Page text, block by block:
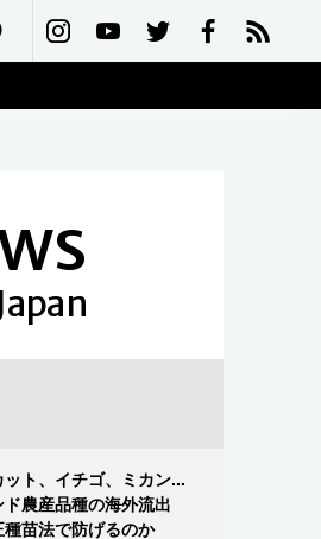
ット、イチゴ、ミカン...
ド農産品種の海外流出
種苗法で防げるのか